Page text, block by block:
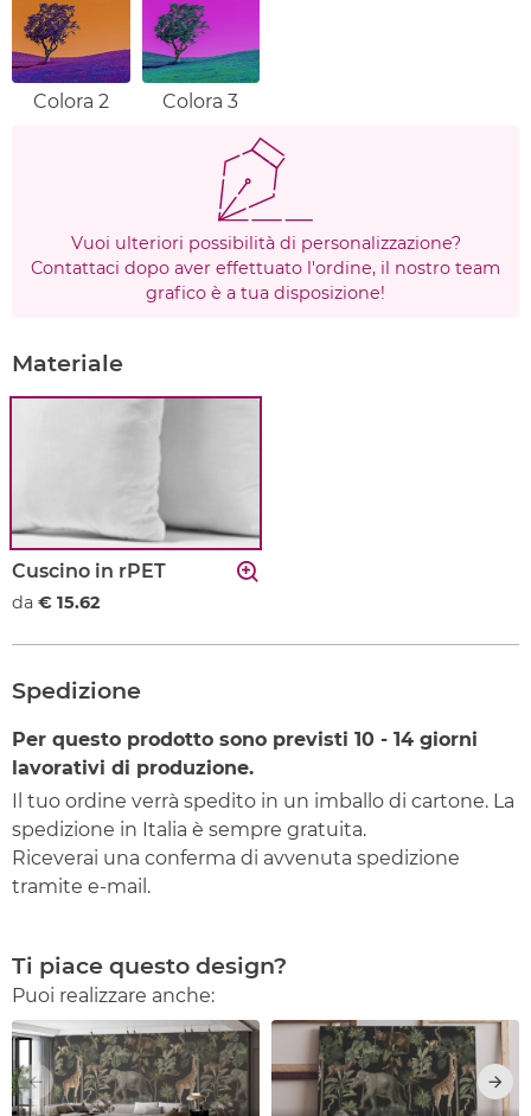
Colora 2 Colora 3
Vuoi ulteriori possibilità di personalizzazione?
Contattaci dopo aver effettuato l'ordine, il nostro team
grafico è a tua disposizione!
Materiale
Cuscino in rPET
da € 15.62
Spedizione
Per questo prodotto sono previsti 10 - 14 giorni
lavorativi di produzione.
Il tuo ordine verrà spedito in un imballo di cartone. La
spedizione in Italia è sempre gratuita.
Riceverai una conferma di avvenuta spedizione
tramite e-mail.
Ti piace questo design?
Puoi realizzare anche: